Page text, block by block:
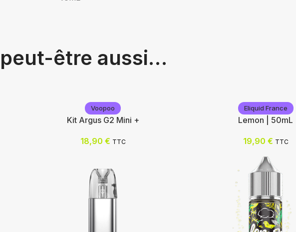
être aussi…
Voopoo
Kit Argus G2 Mini +
18,90 € TTC
Eliquid France
Lemon | 50mL
19,90 € TTC